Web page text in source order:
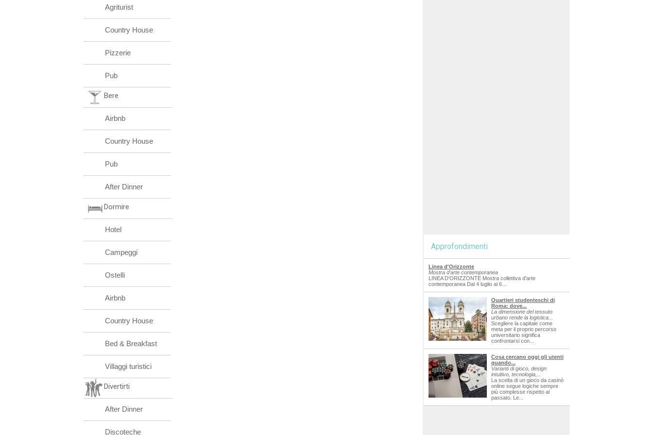
Agriturist
Country House
Pizzerie
Pub
Bere
Airbnb
Country House
Pub
After Dinner
Dormire
Hotel
Campeggi
Ostelli
Airbnb
Country House
Bed & Breakfast
Villaggi turistici
Divertirti
After Dinner
Discoteche
Approfondimenti
Linea d'Orizzonte
Mostra d'arte contemporanea
LINEA D'ORIZZONTE Mostra collettiva d'arte
contemporanea Dal 4 luglio al 6...
Quartieri studenteschi di
Roma: dove...
La dimensione del tessuto
urbano rende la logistica...
Scegliere la capitale come
meta per il proprio percorso
universitario significa
confrontarsi con...
Cosa cercano oggi gli utenti
quando...
Varianti di gioco, design
intuitivo, tecnologia,...
La scelta di un gioco da casinò
online segue logiche sempre
più complesse rispetto al
passato. Le...